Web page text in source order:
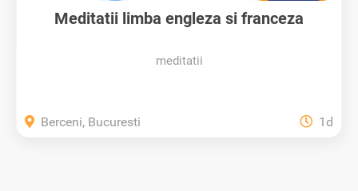
Meditatii limba engleza si franceza
meditatii
Berceni, Bucuresti 1d